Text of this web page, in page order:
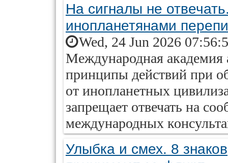
На сигналы не
инопланетянами
Wed, 24 Jun 2026
Международная академия
принципы действий при
от инопланетных
запрещает отвечать на
международных
Улыбка и смех. 8